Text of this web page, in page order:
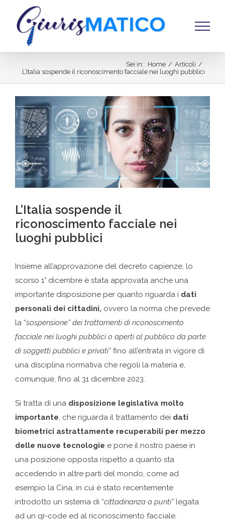
contenuto
Sei in:: Home / Articoli /
L’Italia sospende il riconoscimento facciale nei luoghi pubblici
Ingrandisci
immagine
L’Italia sospende il
riconoscimento facciale nei
luoghi pubblici
Insieme all’approvazione del decreto capienze, lo
scorso 1° dicembre è stata approvata anche una
importante disposizione per quanto riguarda i dati
personali dei cittadini, ovvero la norma che prevede
la “sospensione” dei trattamenti di riconoscimento
facciale nei luoghi pubblici o aperti al pubblico da parte
di soggetti pubblici e privati” fino all’entrata in vigore di
una disciplina normativa che regoli la materia e,
comunque, fino al 31 dicembre 2023.
Si tratta di una disposizione legislativa molto
importante, che riguarda il trattamento dei dati
biometrici astrattamente recuperabili per mezzo
delle nuove tecnologie e pone il nostro paese in
una posizione opposta rispetto a quanto sta
accedendo in altre parti del mondo, come ad
esempio la Cina, in cui è stato recentemente
introdotto un sistema di “cittadinanza a punti” legata
ad un qr-code ed al riconoscimento facciale.